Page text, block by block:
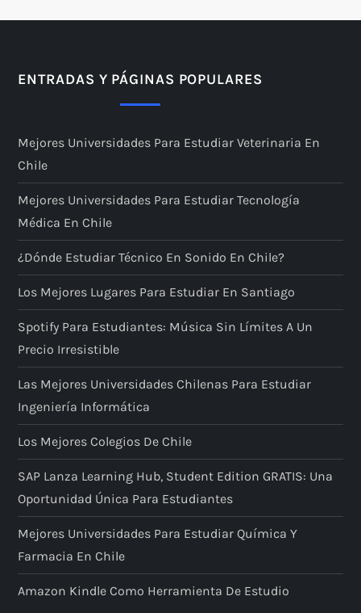
a
i
ó
n
d
e
e
n
t
r
a
d
a
ENTRADAS Y PÁGINAS POPULARES
Mejores Universidades Para Estudiar Veterinaria En
Chile
Mejores Universidades Para Estudiar Tecnología
Médica En Chile
¿Dónde Estudiar Técnico En Sonido En Chile?
Los Mejores Lugares Para Estudiar En Santiago
Spotify Para Estudiantes: Música Sin Límites A Un
Precio Irresistible
Las Mejores Universidades Chilenas Para Estudiar
Ingeniería Informática
Los Mejores Colegios De Chile
SAP Lanza Learning Hub, Student Edition GRATIS: Una
Oportunidad Única Para Estudiantes
Mejores Universidades Para Estudiar Química Y
Farmacia En Chile
Amazon Kindle Como Herramienta De Estudio